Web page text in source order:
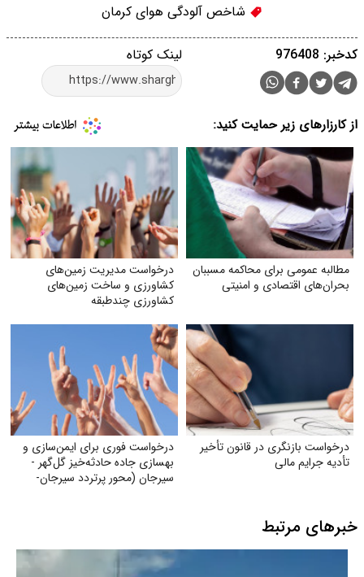
شاخص آلودگی هوای کرمان
لینک کوتاه کدخبر: 976408
از کارزارهای زیر حمایت کنید:
مطالبه عمومی برای محاکمه مسببان
بحران‌های اقتصادی و امنیتی
درخواست مدیریت زمین‌های
کشاورزی و ساخت زمین‌های
کشاورزی چندطبقه
درخواست بازنگری در قانون تأخیر
تأدیه جرایم مالی
درخواست فوری برای ایمن‌سازی و
بهسازی جاده حادثه‌خیز گل‌گهر -
سیرجان (محور پرتردد سیرجان-
خبرهای مرتبط